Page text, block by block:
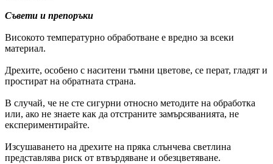
Съвети и препоръки
Високото температурно обработване е вредно за всеки
материал.
Дрехите, особено с наситени тъмни цветове, се перат, гладят и
простират на обратната страна.
В случай, че не сте сигурни относно методите на обработка
или, ако не знаете как да отстраните замърсяванията, не
експериментирайте.
Изсушаването на дрехите на пряка слънчева светлина
представлява риск от втвърдяване и обезцветяване.